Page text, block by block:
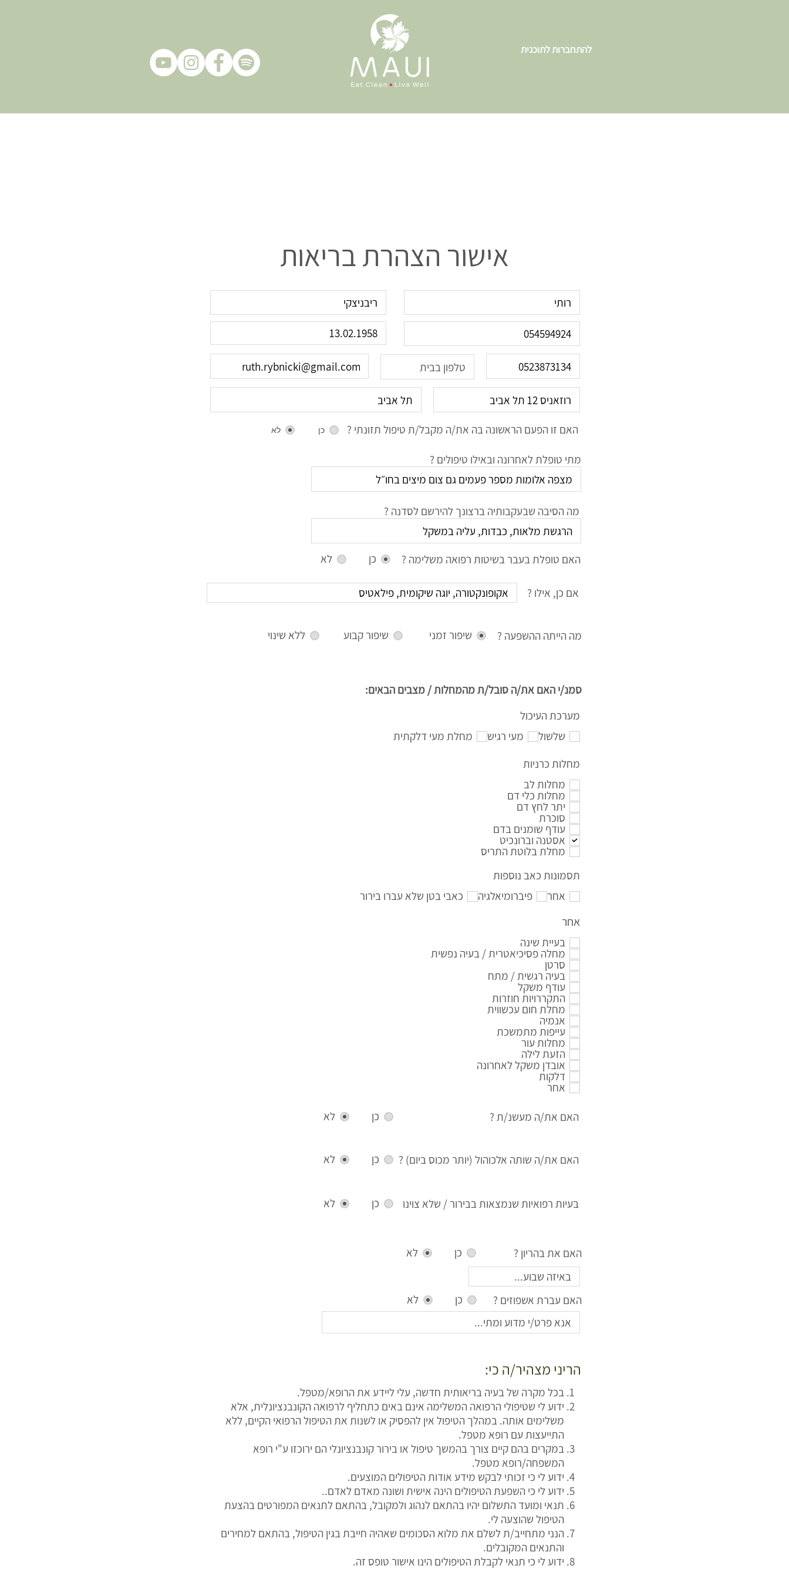
להתחברות לתוכנית
אישור הצהרת בריאות
האם זו הפעם הראשונה בה את/ה מקבל/ת טיפול תזונתי ? כן לא
מתי טופלת לאחרונה ובאילו טיפולים ?
מה הסיבה שבעקבותיה ברצונך להירשם לסדנה ?
האם טופלת בעבר בשיטות רפואה משלימה ? כן לא
אם כן, אילו ?
מה הייתה ההשפעה ? שיפור זמני שיפור קבוע ללא שינוי
סמנ/י האם את/ה סובל/ת מהמחלות / מצבים הבאים:
מערכת העיכול
שלשול
מעי רגיש
מחלת מעי דלקתית
מחלות כרניות
מחלות לב
מחלות כלי דם
יתר לחץ דם
סוכרת
עודף שומנים בדם
אסטנה וברונכיט
מחלת בלוטת התריס
תסמונות כאב נוספות
אחר
פיברומיאלגיה כאבי בטן שלא עברו בירור
אחר
בעיית שינה
מחלה פסיכיאטרית / בעיה נפשית
סרטן
בעיה רגשית / מתח
עודף משקל
התקררויות חוזרות
מחלת חום עכשווית
אנמיה
עייפות מתמשכת
מחלות עור
הזעת לילה
אובדן משקל לאחרונה
דלקות
אחר
כן לא האם את/ה מעשנ/ת ?
כן לא האם את/ה שותה אלכוהול (יותר מכוס ביום) ?
כן לא בעיות רפואיות שנמצאות בבירור / שלא צוינו
האם את בהריון ? כן לא
האם עברת אשפוזים ? כן לא
הריני מצהיר/ה כי:
בכל מקרה של בעיה בריאותית חדשה, עלי ליידע את הרופא/מטפל.
ידוע לי שטיפולי הרפואה המשלימה אינם באים כתחליף לרפואה הקונבנציונלית, אלא
משלימים אותה. במהלך הטיפול אין להפסיק או לשנות את הטיפול הרפואי הקיים, ללא
התייעצות עם רופא מטפל.
במקרים בהם קיים צורך בהמשך טיפול או בירור קונבנציונלי הם ירוכזו ע"י רופא
המשפחה/רופא מטפל.
ידוע לי כי זכותי לבקש מידע אודות הטיפולים המוצעים.
ידוע לי כי השפעת הטיפולים הינה אישית ושונה מאדם לאדם..
תנאי ומועד התשלום יהיו בהתאם לנהוג ולמקובל, בהתאם לתנאים המפורטים בהצעת
הטיפול שהוצעה לי.
הנני מתחייב/ת לשלם את מלוא הסכומים שאהיה חייבת בגין הטיפול, בהתאם למחירים
והתנאים המקובלים.
ידוע לי כי תנאי לקבלת הטיפולים הינו אישור טופס זה.